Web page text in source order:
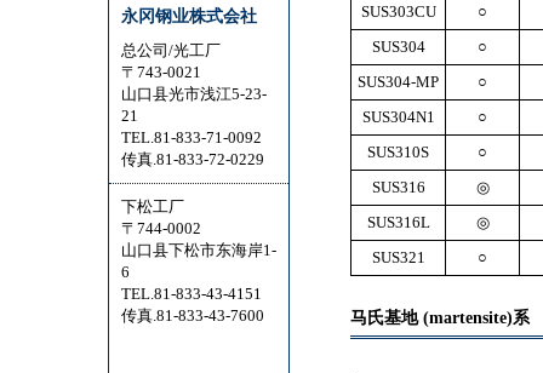
永冈钢业株式会社
总公司/光工厂
〒743-0021
山口县光市浅江5-23-
21
TEL.81-833-71-0092
传真.81-833-72-0229
下松工厂
〒744-0002
山口县下松市东海岸1-
6
TEL.81-833-43-4151
传真.81-833-43-7600
SUS303CU
○
SUS304
○
SUS304-MP
○
SUS304N1
○
SUS310S
○
SUS316
◎
SUS316L
◎
SUS321
○
马氏基地 (martensite)系